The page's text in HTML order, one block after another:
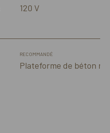
120 V
RECOMMANDÉ
Plateforme de béton